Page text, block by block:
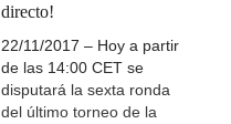
directo!
22/11/2017 – Hoy a partir
de las 14:00 CET se
disputará la sexta ronda
del último torneo de la